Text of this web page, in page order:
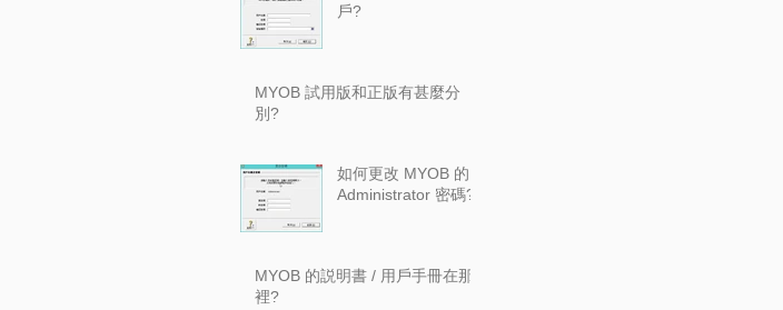
戶?
MYOB 試用版和正版有甚麼分
別?
如何更改 MYOB 的
Administrator 密碼?
MYOB 的説明書 / 用戶手冊在那
裡?